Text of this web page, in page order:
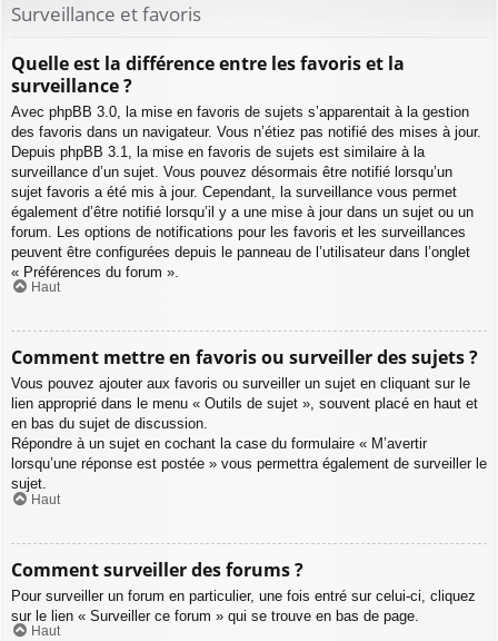
Surveillance et favoris
Quelle est la différence entre les favoris et la
surveillance ?
Avec phpBB 3.0, la mise en favoris de sujets s’apparentait à la gestion
des favoris dans un navigateur. Vous n’étiez pas notifié des mises à jour.
Depuis phpBB 3.1, la mise en favoris de sujets est similaire à la
surveillance d’un sujet. Vous pouvez désormais être notifié lorsqu’un
sujet favoris a été mis à jour. Cependant, la surveillance vous permet
également d’être notifié lorsqu’il y a une mise à jour dans un sujet ou un
forum. Les options de notifications pour les favoris et les surveillances
peuvent être configurées depuis le panneau de l’utilisateur dans l’onglet
« Préférences du forum ».
Haut
Comment mettre en favoris ou surveiller des sujets ?
Vous pouvez ajouter aux favoris ou surveiller un sujet en cliquant sur le
lien approprié dans le menu « Outils de sujet », souvent placé en haut et
en bas du sujet de discussion.
Répondre à un sujet en cochant la case du formulaire « M’avertir
lorsqu’une réponse est postée » vous permettra également de surveiller le
sujet.
Haut
Comment surveiller des forums ?
Pour surveiller un forum en particulier, une fois entré sur celui-ci, cliquez
sur le lien « Surveiller ce forum » qui se trouve en bas de page.
Haut